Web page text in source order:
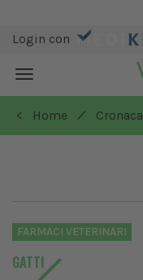
Login con
Toggle
navigation
< Home
/ Cronaca
FARMACI VETERINARI
GATTI